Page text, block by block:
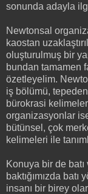
sonunda adayla
Newtonsal
kaostan
oluşturulmuş bir
bundan tamamen
özetleyelim.
iş bölümü, tepeden
bürokrasi
organizasyonlar
bütünsel, çok
kelimeleri ile
Konuya bir de
baktığımızda
insanı bir birey